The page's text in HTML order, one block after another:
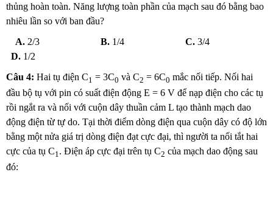
thủng hoàn toàn. Năng lượng toàn phần của mạch sau đó bằng bao
nhiêu lần so với ban đầu?
A. 2/3 B. 1/4 C. 3/4
D. 1/2
Câu 4: Hai tụ điện C1 = 3C0 và C2 = 6C0 mắc nối tiếp. Nối hai
đầu bộ tụ với pin có suất điện động E = 6 V để nạp điện cho các tụ
rồi ngắt ra và nối với cuộn dây thuần cảm L tạo thành mạch dao
động điện từ tự do. Tại thời điểm dòng điện qua cuộn dây có độ lớn
bằng một nửa giá trị dòng điện đạt cực đại, thì người ta nối tắt hai
cực của tụ C1. Điện áp cực đại trên tụ C2 của mạch dao động sau
đó: